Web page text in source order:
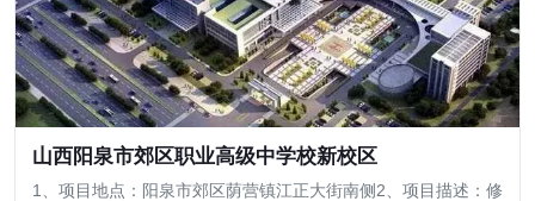
山西阳泉市郊区职业高级中学校新校区
1、项目地点：阳泉市郊区荫营镇江正大街南侧2、项目描述：修